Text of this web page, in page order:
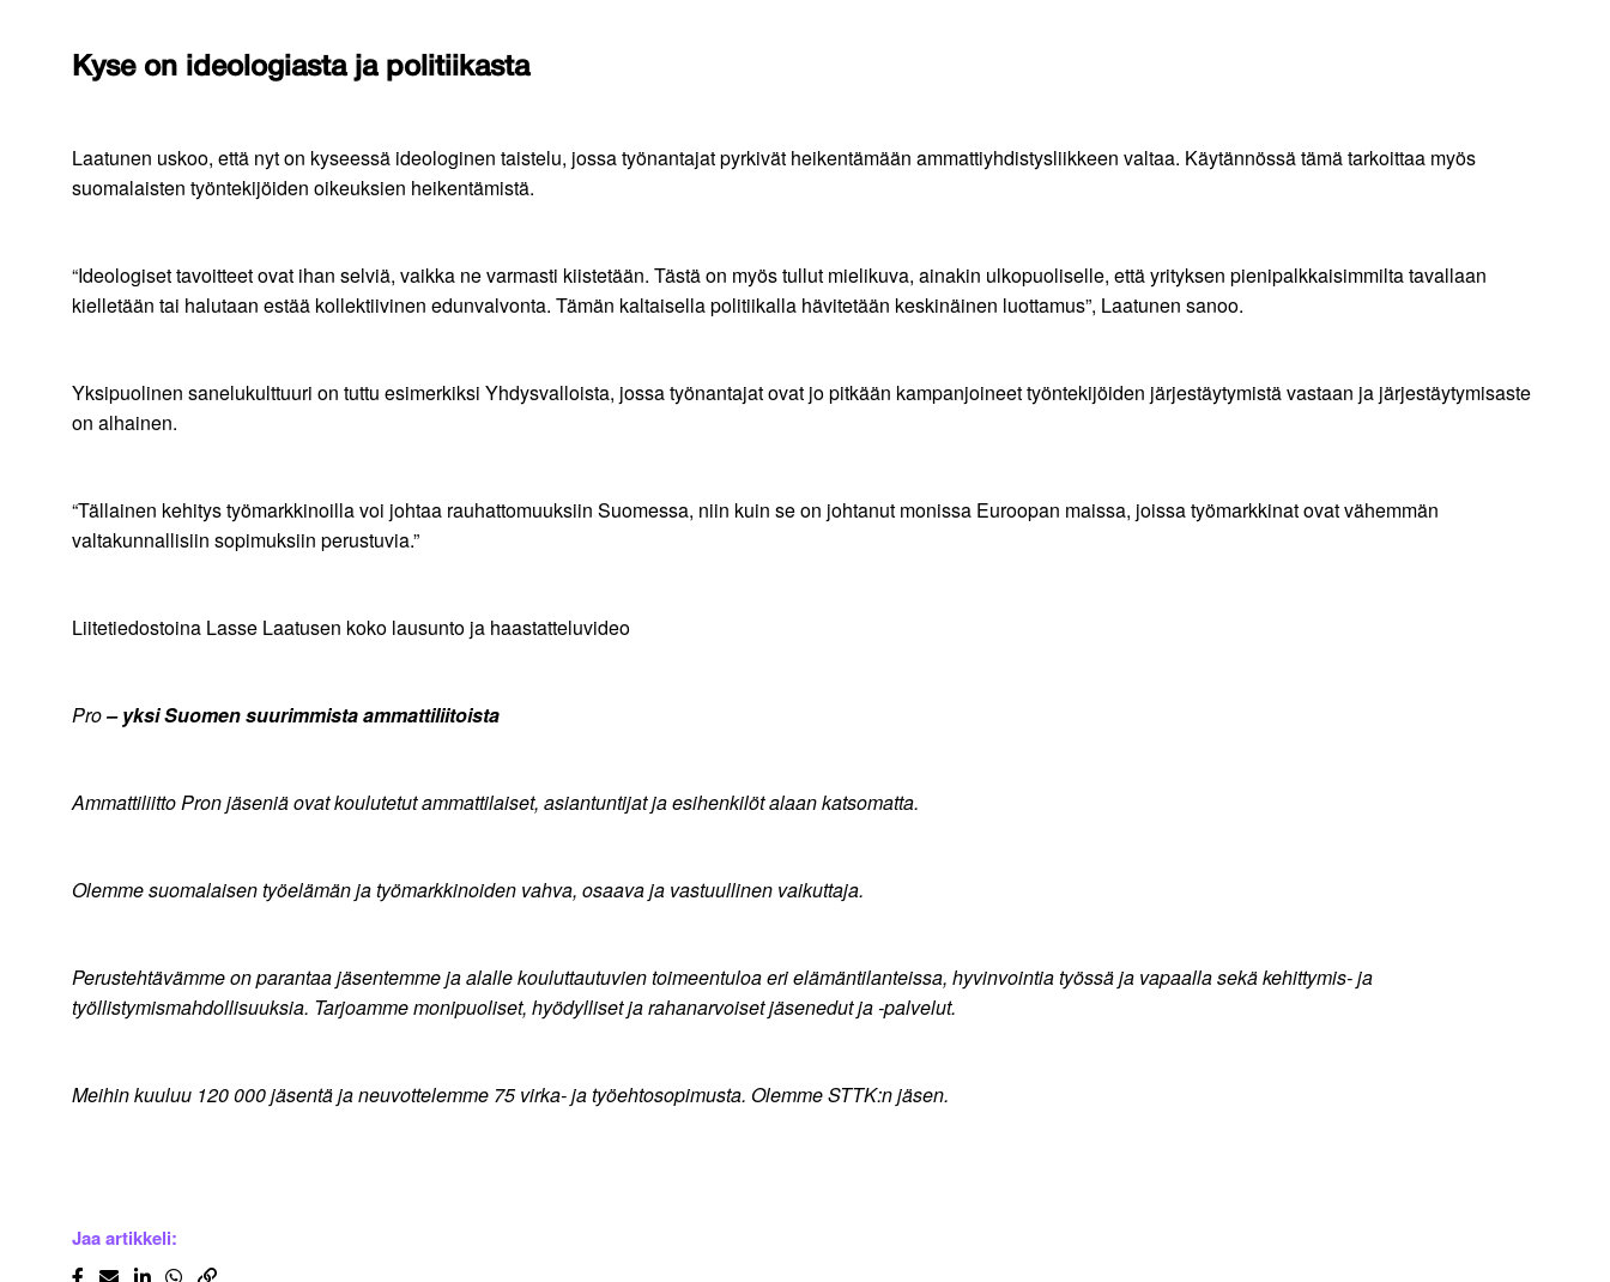
Kyse on ideologiasta ja politiikasta
Laatunen uskoo, että nyt on kyseessä ideologinen taistelu, jossa työnantajat pyrkivät heikentämään ammattiyhdistysliikkeen valtaa. Käytännössä tämä tarkoittaa myös
suomalaisten työntekijöiden oikeuksien heikentämistä.
“Ideologiset tavoitteet ovat ihan selviä, vaikka ne varmasti kiistetään. Tästä on myös tullut mielikuva, ainakin ulkopuoliselle, että yrityksen pienipalkkaisimmilta tavallaan
kielletään tai halutaan estää kollektiivinen edunvalvonta. Tämän kaltaisella politiikalla hävitetään keskinäinen luottamus”, Laatunen sanoo.
Yksipuolinen sanelukulttuuri on tuttu esimerkiksi Yhdysvalloista, jossa työnantajat ovat jo pitkään kampanjoineet työntekijöiden järjestäytymistä vastaan ja järjestäytymisaste
on alhainen.
“Tällainen kehitys työmarkkinoilla voi johtaa rauhattomuuksiin Suomessa, niin kuin se on johtanut monissa Euroopan maissa, joissa työmarkkinat ovat vähemmän
valtakunnallisiin sopimuksiin perustuvia.”
Liitetiedostoina Lasse Laatusen koko lausunto ja haastatteluvideo
Pro– yksi Suomen suurimmista ammattiliitoista
Ammattiliitto Pron jäseniä ovat koulutetut ammattilaiset, asiantuntijat ja esihenkilöt alaan katsomatta.
Olemme suomalaisen työelämän ja työmarkkinoiden vahva, osaava ja vastuullinen vaikuttaja.
Perustehtävämme on parantaa jäsentemme ja alalle kouluttautuvien toimeentuloa eri elämäntilanteissa, hyvinvointia työssä ja vapaalla sekä kehittymis- ja
työllistymismahdollisuuksia. Tarjoamme monipuoliset, hyödylliset ja rahanarvoiset jäsenedut ja -palvelut.
Meihin kuuluu 120 000 jäsentä ja neuvottelemme 75 virka- ja työehtosopimusta. Olemme STTK:n jäsen.
Jaa artikkeli: